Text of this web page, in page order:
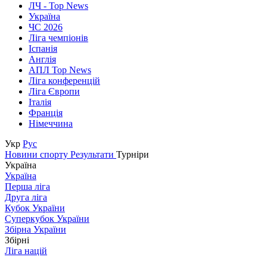
ЛЧ - Top News
Україна
ЧС 2026
Ліга чемпіонів
Іспанія
Англія
АПЛ Top News
Ліга конференцій
Ліга Європи
Італія
Франція
Німеччина
Укр Рус
Новини спорту Результати Турніри
Україна
Україна
Перша ліга
Друга ліга
Кубок України
Суперкубок України
Збірна України
Збірні
Ліга націй